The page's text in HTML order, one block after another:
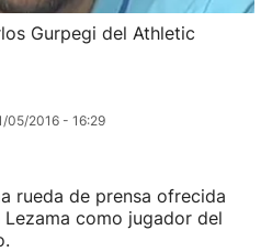
Gurpegi del Athletic
05/2016 - 16:29
rueda de prensa ofrecida
como jugador del